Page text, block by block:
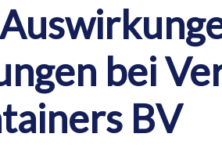
bei
BV